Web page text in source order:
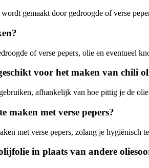
gemaakt door gedroogde of verse
of verse pepers, olie en eventueel
voor het maken van chili
afhankelijk van hoe pittig je de
maken met verse pepers?
met verse pepers, zolang je hygiënisch
in plaats van andere